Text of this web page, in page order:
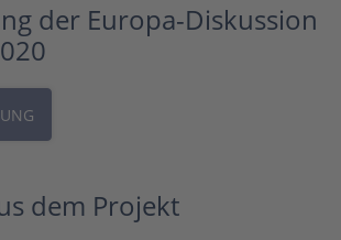
der Europa-Diskussion
dem Projekt